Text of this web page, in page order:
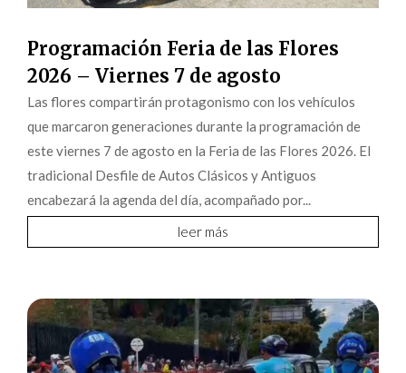
Programación Feria de las Flores
2026 – Viernes 7 de agosto
Las flores compartirán protagonismo con los vehículos
que marcaron generaciones durante la programación de
este viernes 7 de agosto en la Feria de las Flores 2026. El
tradicional Desfile de Autos Clásicos y Antiguos
encabezará la agenda del día, acompañado por...
leer más